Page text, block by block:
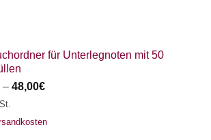
für Unterlegnoten mit 50
– 48,00€